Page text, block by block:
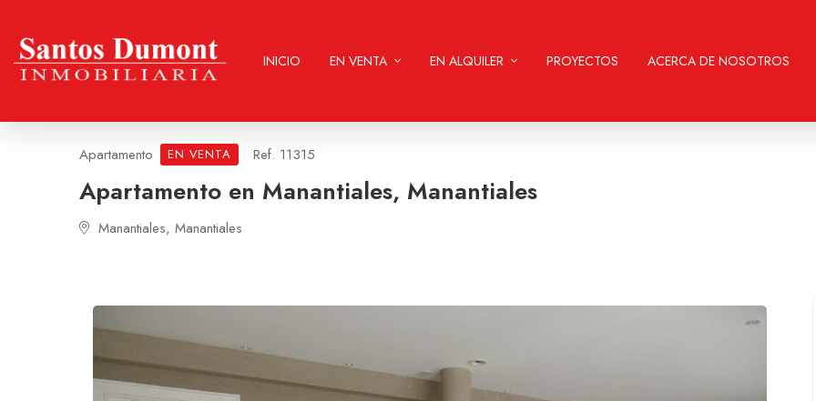
INICIO EN VENTA EN ALQUILER PROYECTOS ACERCA DE NOSOTROS
Apartamento EN VENTA Ref. 11315
Apartamento en Manantiales, Manantiales
Manantiales, Manantiales